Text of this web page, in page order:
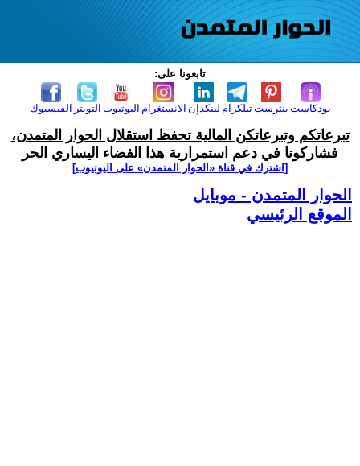
تابعونا على:
الفيسبوك التويتر اليوتيوب الانستغرام لينكدإن تيلكرامبنترست بودكاست
تبرعاتكم وتبرعاتكن المالية تحفظ استقلال الحوار المتمدن،
فشاركونا في دعم استمرارية هذا الفضاء اليساري الحر
[اشترك في قناة ‫«الحوار المتمدن» على اليوتيوب]
الحوار المتمدن - موبايل
الموقع الرئيسي